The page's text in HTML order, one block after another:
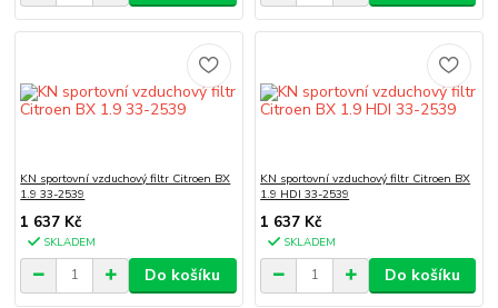
KN sportovní vzduchový filtr Citroen BX
1.9 33-2539
1 637 Kč
SKLADEM
Do košíku
KN sportovní vzduchový filtr Citroen BX
1.9 HDI 33-2539
1 637 Kč
SKLADEM
Do košíku